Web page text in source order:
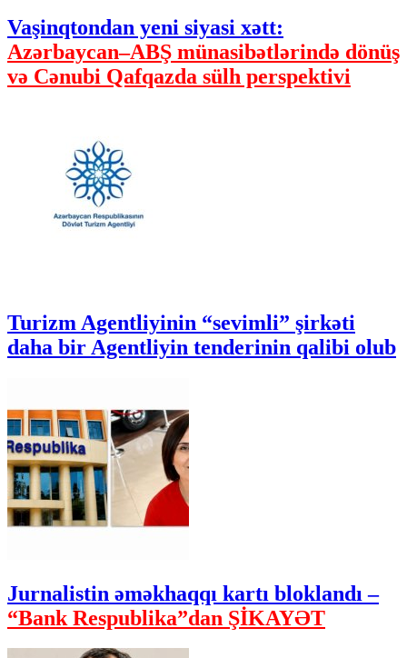
Vaşinqtondan yeni siyasi xətt:
Azərbaycan–ABŞ münasibətlərində dönüş
və Cənubi Qafqazda sülh perspektivi
Turizm Agentliyinin “sevimli” şirkəti
daha bir Agentliyin tenderinin qalibi olub
Jurnalistin əməkhaqqı kartı bloklandı –
“Bank Respublika”dan ŞİKAYƏT